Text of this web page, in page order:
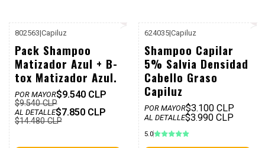
Dcto
802563|Capiluz
Pack Shampoo
Matizador Azul + B-
tox Matizador Azul.
POR MAYOR$9.540 CLP
$9.540 CLP
AL DETALLE$7.850 CLP
$14.480 CLP
624035|Capiluz
Shampoo Capilar
5% Salvia Densidad
Cabello Graso
Capiluz
POR MAYOR$3.100 CLP
AL DETALLE$3.990 CLP
5.0